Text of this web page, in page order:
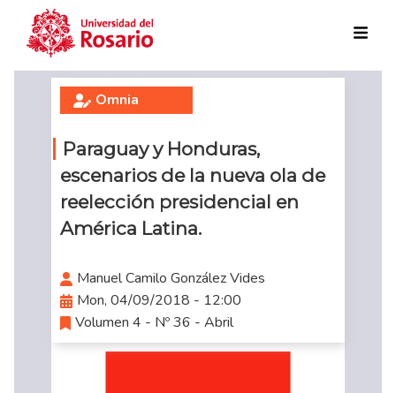
Skip to main content
Omnia
Paraguay y Honduras,
escenarios de la nueva ola de
reelección presidencial en
América Latina.
Manuel Camilo González Vides
Mon, 04/09/2018 - 12:00
Volumen 4 - Nº 36 - Abril